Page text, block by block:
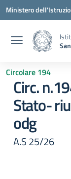
Vai ai contenuti
Vai al menu di
Vai al footer
Ministero
Circolare 194
Circ.
Stato-
odg
A.S 25/26